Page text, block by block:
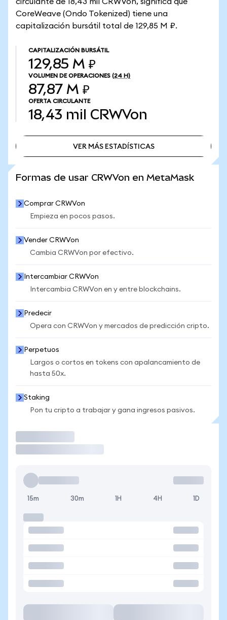
CoreWeave (Ondo Tokenized) tiene una
capitalización bursátil total de 129,85 M ₽.
CAPITALIZACIÓN BURSÁTIL
129,85 M ₽
VOLUMEN DE OPERACIONES (24 H)
87,87 M ₽
OFERTA CIRCULANTE
18,43 mil CRWVon
VER MÁS ESTADÍSTICAS
Formas de usar CRWVon en MetaMask
Comprar CRWVon
Empieza en pocos pasos.
Vender CRWVon
Cambia CRWVon por efectivo.
Intercambiar CRWVon
Intercambia CRWVon en y entre blockchains.
Predecir
Opera con CRWVon y mercados de predicción cripto.
Perpetuos
Largos o cortos en tokens con apalancamiento de
hasta 50x.
Staking
Pon tu cripto a trabajar y gana ingresos pasivos.
15m 30m 1H 4H 1D